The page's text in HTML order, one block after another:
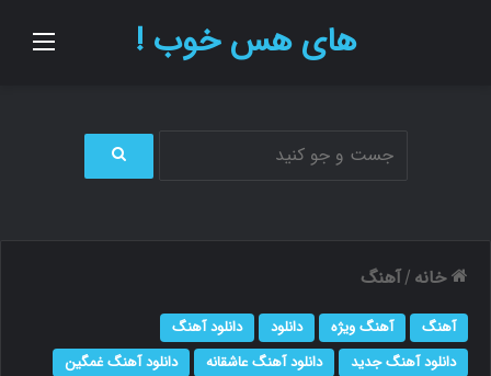
های هس خوب !
ج
ی
خانه / آهنگ
آهنگ آهنگ ویژه دانلود
دانلود آهنگ
دانلود آهنگ جدید
دانلود آهنگ عاشقانه
دانلود آهنگ غمگین